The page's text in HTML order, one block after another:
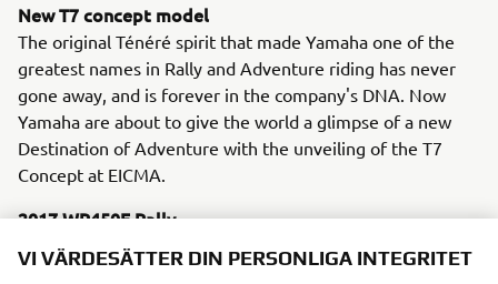
New T7 concept model
The original Ténéré spirit that made Yamaha one of the
greatest names in Rally and Adventure riding has never
gone away, and is forever in the company's DNA. Now
Yamaha are about to give the world a glimpse of a new
Destination of Adventure with the unveiling of the T7
Concept at EICMA.
2017 WR450F Rally
On the 2nd of January 2017, the Yamalube Yamaha
Official Rally Team will leave the start line for stage one of
VI VÄRDESÄTTER DIN PERSONLIGA INTEGRITET